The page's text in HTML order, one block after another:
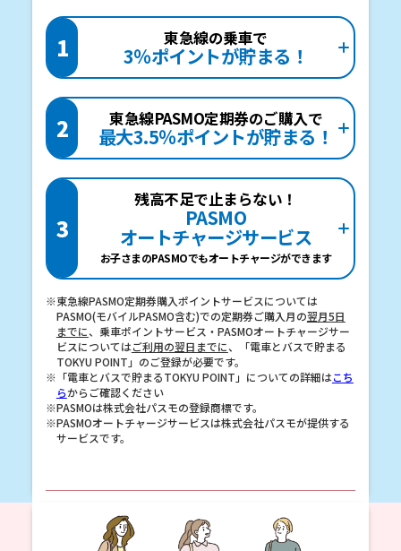
1 東急線の乗車で
3％ポイントが貯まる！
2 東急線PASMO定期券のご購入で
最大3.5％ポイントが貯まる！
3
残高不足で止まらない！
PASMO
オートチャージサービス
お子さまのPASMOでもオートチャージができます
※東急線PASMO定期券購入ポイントサービスについては
PASMO(モバイルPASMO含む)での定期券ご購入月の翌月5日
までに、乗車ポイントサービス・PASMOオートチャージサー
ビスについてはご利用の翌日までに、「電車とバスで貯まる
TOKYU POINT」のご登録が必要です。
※「電車とバスで貯まるTOKYU POINT」についての詳細はこち
らからご確認ください
※PASMOは株式会社パスモの登録商標です。
※PASMOオートチャージサービスは株式会社パスモが提供する
サービスです。